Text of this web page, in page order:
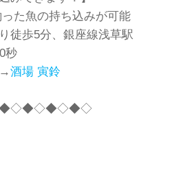
た魚の持ち込みが可能
徒歩5分、銀座線浅草駅
秒
酒場 寅鈴